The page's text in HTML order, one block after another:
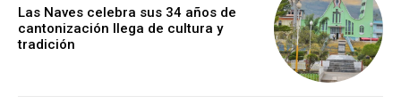
Las Naves celebra sus 34 años de
cantonización llega de cultura y
tradición